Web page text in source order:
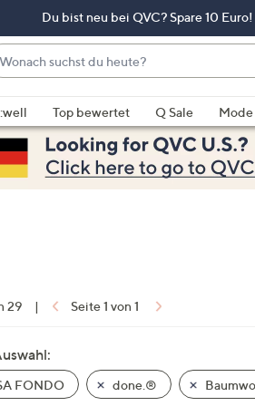
Du bist neu bei QVC? Spare 10
Top bewertet Q Sale Mode
29 | Seite 1 von 1
FONDO done.®